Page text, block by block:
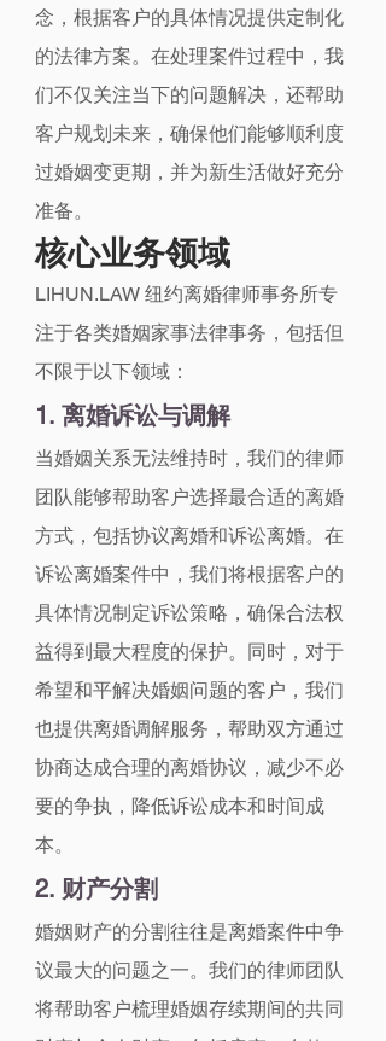
念，根据客户的具体情况提供定制化
的法律方案。在处理案件过程中，我
们不仅关注当下的问题解决，还帮助
客户规划未来，确保他们能够顺利度
过婚姻变更期，并为新生活做好充分
准备。
核心业务领域
LIHUN.LAW 纽约离婚律师事务所专
注于各类婚姻家事法律事务，包括但
不限于以下领域：
1. 离婚诉讼与调解
当婚姻关系无法维持时，我们的律师
团队能够帮助客户选择最合适的离婚
方式，包括协议离婚和诉讼离婚。在
诉讼离婚案件中，我们将根据客户的
具体情况制定诉讼策略，确保合法权
益得到最大程度的保护。同时，对于
希望和平解决婚姻问题的客户，我们
也提供离婚调解服务，帮助双方通过
协商达成合理的离婚协议，减少不必
要的争执，降低诉讼成本和时间成
本。
2. 财产分割
婚姻财产的分割往往是离婚案件中争
议最大的问题之一。我们的律师团队
将帮助客户梳理婚姻存续期间的共同